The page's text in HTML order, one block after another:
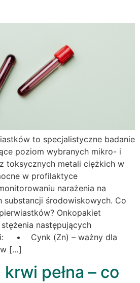
to specjalistyczne badanie
poziom wybranych mikro- i
toksycznych metali ciężkich w
w profilaktyce
narażenia na
substancji środowiskowych. Co
Onkopakiet
następujących
• Cynk (Zn) – ważny dla
[…]
pełna – co